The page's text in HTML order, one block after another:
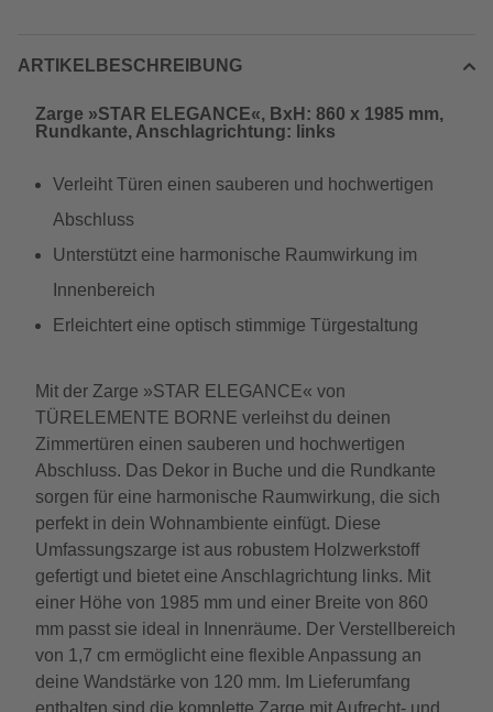
ARTIKELBESCHREIBUNG
Zarge »STAR ELEGANCE«, BxH: 860 x 1985 mm,
Rundkante, Anschlagrichtung: links
Verleiht Türen einen sauberen und hochwertigen
Abschluss
Unterstützt eine harmonische Raumwirkung im
Innenbereich
Erleichtert eine optisch stimmige Türgestaltung
Mit der Zarge »STAR ELEGANCE« von
TÜRELEMENTE BORNE verleihst du deinen
Zimmertüren einen sauberen und hochwertigen
Abschluss. Das Dekor in Buche und die Rundkante
sorgen für eine harmonische Raumwirkung, die sich
perfekt in dein Wohnambiente einfügt. Diese
Umfassungszarge ist aus robustem Holzwerkstoff
gefertigt und bietet eine Anschlagrichtung links. Mit
einer Höhe von 1985 mm und einer Breite von 860
mm passt sie ideal in Innenräume. Der Verstellbereich
von 1,7 cm ermöglicht eine flexible Anpassung an
deine Wandstärke von 120 mm. Im Lieferumfang
enthalten sind die komplette Zarge mit Aufrecht- und